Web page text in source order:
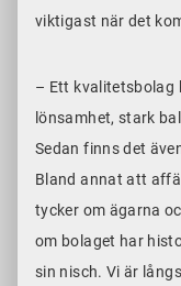
viktigast när det
– Ett kvalitetsbolag
lönsamhet, stark
Sedan finns det
Bland annat att
tycker om ägarna
om bolaget har
sin nisch. Vi är